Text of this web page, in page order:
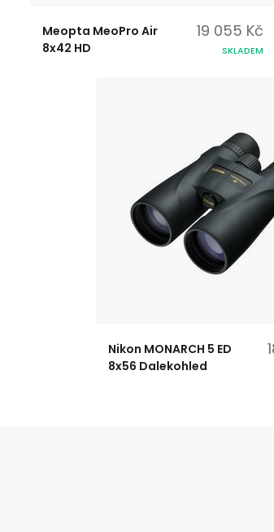
Meopta MeoPro Air
8x42 HD
19 055 Kč
SKLADEM
Nikon MONARCH 5 ED
8x56 Dalekohled